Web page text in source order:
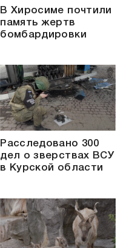
В Хиросиме почтили
память жертв
бомбардировки
Расследовано 300
дел о зверствах ВСУ
в Курской области